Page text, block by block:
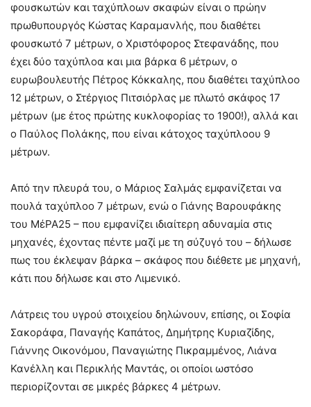
φουσκωτών και ταχύπλοων σκαφών είναι ο πρώην
πρωθυπουργός Κώστας Καραμανλής, που διαθέτει
φουσκωτό 7 μέτρων, ο Χριστόφορος Στεφανάδης, που
έχει δύο ταχύπλοα και μια βάρκα 6 μέτρων, ο
ευρωβουλευτής Πέτρος Κόκκαλης, που διαθέτει ταχύπλοο
12 μέτρων, ο Στέργιος Πιτσιόρλας με πλωτό σκάφος 17
μέτρων (με έτος πρώτης κυκλοφορίας το 1900!), αλλά και
ο Παύλος Πολάκης, που είναι κάτοχος ταχύπλοου 9
μέτρων.
Από την πλευρά του, ο Μάριος Σαλμάς εμφανίζεται να
πουλά ταχύπλοο 7 μέτρων, ενώ ο Γιάνης Βαρουφάκης
του ΜέΡΑ25 – που εμφανίζει ιδιαίτερη αδυναμία στις
μηχανές, έχοντας πέντε μαζί με τη σύζυγό του – δήλωσε
πως του έκλεψαν βάρκα – σκάφος που διέθετε με μηχανή,
κάτι που δήλωσε και στο Λιμενικό.
Λάτρεις του υγρού στοιχείου δηλώνουν, επίσης, οι Σοφία
Σακοράφα, Παναγής Καπάτος, Δημήτρης Κυριαζίδης,
Γιάννης Οικονόμου, Παναγιώτης Πικραμμένος, Λιάνα
Κανέλλη και Περικλής Μαντάς, οι οποίοι ωστόσο
περιορίζονται σε μικρές βάρκες 4 μέτρων.